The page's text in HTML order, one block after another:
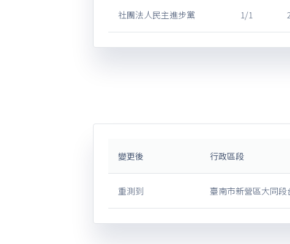
社團法人民主進步黨 1/1
變更後 行政區段
重測到 臺南市新營區大同